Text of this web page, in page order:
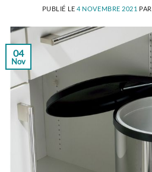
PUBLIÉ LE4 NOVEMBRE 2021 PAR
04
Nov